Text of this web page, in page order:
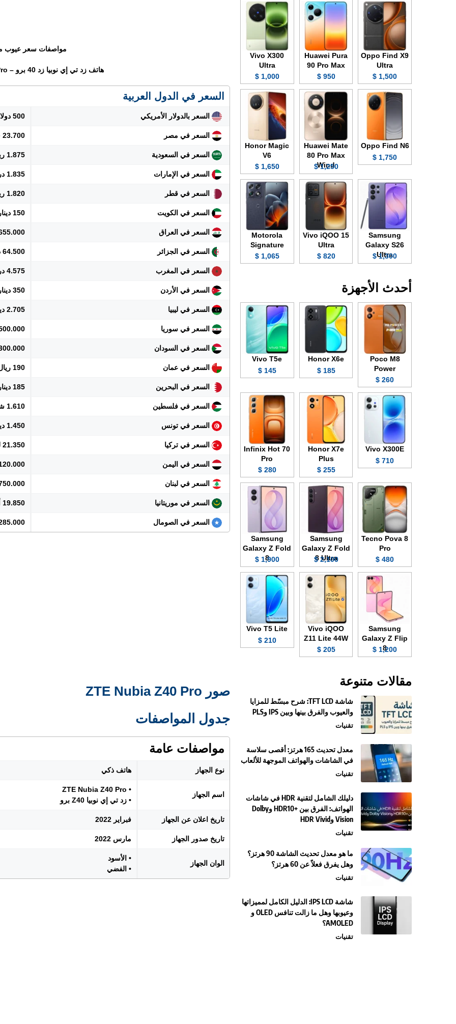
مواصفات سعر عيوب
هاتف زد تي إي نوبيا زد 40 برو – ZTE Nubia Z40 Pro
السعر في الدول العربية
السعر بالدولار الأمريكي 500 دولار
السعر في مصر 23.700 جنيه
السعر في السعودية 1.875 ريال
السعر في الإمارات 1.835 درهم
السعر في قطر 1.820 ريال
السعر في الكويت 150 دينار
السعر في العراق 655.000
السعر في الجزائر 64.500 دينار
السعر في المغرب 4.575 درهم
السعر في الأردن 350 دينار
السعر في ليبيا 2.705 دينار
السعر في سوريا 5.500.000
السعر في السودان 300.000
السعر في عمان 190 ريال
السعر في البحرين 185 دينار
السعر في فلسطين 1.610 شيكل
السعر في تونس 1.450 دينار
السعر في تركيا 21.350 ليرة
السعر في اليمن 120.000
السعر في لبنان
السعر في موريتانيا 19.850 أوقية
السعر في الصومال 285.000
صور ZTE Nubia Z40 Pro
جدول المواصفات
مواصفات عامة
نوع الجهاز هاتف ذكي
اسم الجهاز
• ZTE Nubia Z40 Pro
• زد تي إي نوبيا Z40 برو
تاريخ اعلان عن الجهاز فبراير 2022
تاريخ صدور الجهاز مارس 2022
الوان الجهاز
• الأسود
• الفضي
Oppo Find X9
Ultra
1,500 $
Huawei Pura
90 Pro Max
950 $
Vivo X300
Ultra
1,000 $
Oppo Find N6
1,750 $
Huawei Mate
80 Pro Max
Wind
1,250 $
Honor Magic
V6
1,650 $
Samsung
Galaxy S26
Ultra
1,300 $
Vivo iQOO 15
Ultra
820 $
Motorola
Signature
1,065 $
أحدث الأجهزة
Poco M8
Power
260 $
Honor X6e
185 $
Vivo T5e
145 $
Vivo X300E
710 $
Honor X7e
Plus
255 $
Infinix Hot 70
Pro
280 $
Tecno Pova 8
Pro
480 $
Samsung
Galaxy Z Fold
8 Ultra
2,100 $
Samsung
Galaxy Z Fold
8
1,900 $
Samsung
Galaxy Z Flip
8
1,200 $
Vivo iQOO
Z11 Lite 44W
205 $
Vivo T5 Lite
210 $
مقالات متنوعة
شاشة TFT LCD: شرح مبسّط للمزايا
والعيوب والفرق بينها وبين IPS وPLS
تقنيات
معدل تحديث 165 هرتز: أقصى سلاسة
في الشاشات والهواتف الموجهة للألعاب
تقنيات
دليلك الشامل لتقنية HDR في شاشات
الهواتف: الفرق بين +HDR10 وDolby
Vision وHDR Vivid
تقنيات
ما هو معدل تحديث الشاشة 90 هرتز؟
وهل يفرق فعلاً عن 60 هرتز؟
تقنيات
شاشة IPS LCD: الدليل الكامل لمميزاتها
وعيوبها وهل ما زالت تنافس OLED و
AMOLED؟
تقنيات